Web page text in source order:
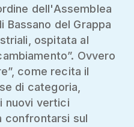
dell'Assemblea
Bassano del Grappa
ospitata al
Ovvero
come recita il
di categoria,
nuovi vertici
confrontarsi sul